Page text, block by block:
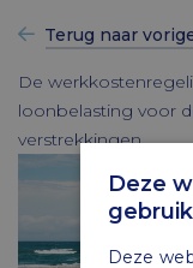
Terug naar
De
loonbelasting voor
verstrekkingen.
Deze
Deze